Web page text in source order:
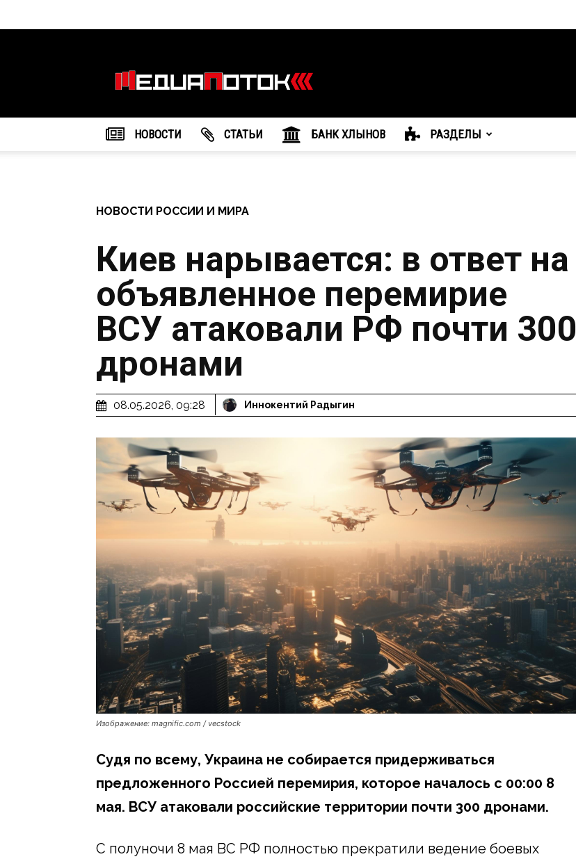
агентство
"МедиаПоток"
НОВОСТИ CТАТЬИ БАНК ХЛЫНОВ РАЗДЕЛЫ
НОВОСТИ РОССИИ И МИРА
Киев нарывается: в ответ на
объявленное перемирие
ВСУ атаковали РФ почти 300
дронами
08.05.2026, 09:28 Иннокентий Радыгин
Изображение: magnific.com / vecstock
Судя по всему, Украина не собирается придерживаться
предложенного Россией перемирия, которое началось с 00:00 8
мая. ВСУ атаковали российские территории почти 300 дронами.
С полуночи 8 мая ВС РФ полностью прекратили ведение боевых